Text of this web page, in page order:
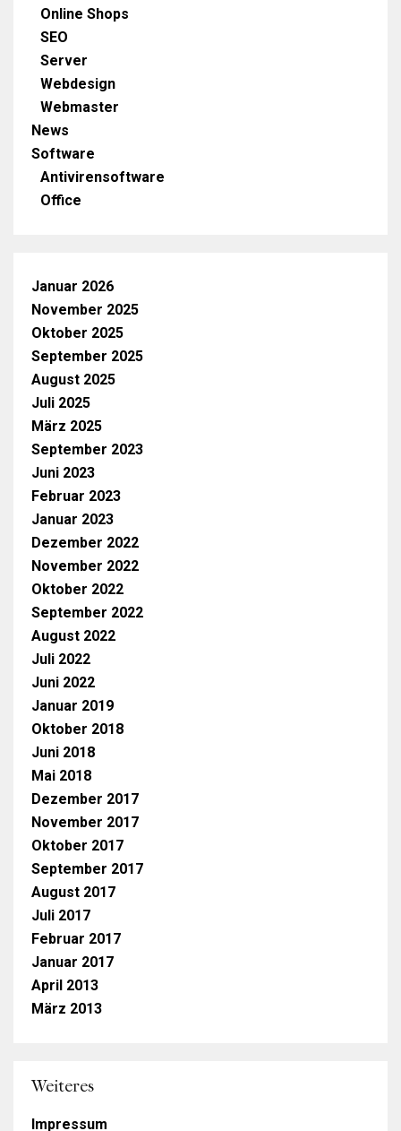
Online Shops
SEO
Server
Webdesign
Webmaster
News
Software
Antivirensoftware
Office
Januar 2026
November 2025
Oktober 2025
September 2025
August 2025
Juli 2025
März 2025
September 2023
Juni 2023
Februar 2023
Januar 2023
Dezember 2022
November 2022
Oktober 2022
September 2022
August 2022
Juli 2022
Juni 2022
Januar 2019
Oktober 2018
Juni 2018
Mai 2018
Dezember 2017
November 2017
Oktober 2017
September 2017
August 2017
Juli 2017
Februar 2017
Januar 2017
April 2013
März 2013
Weiteres
Impressum